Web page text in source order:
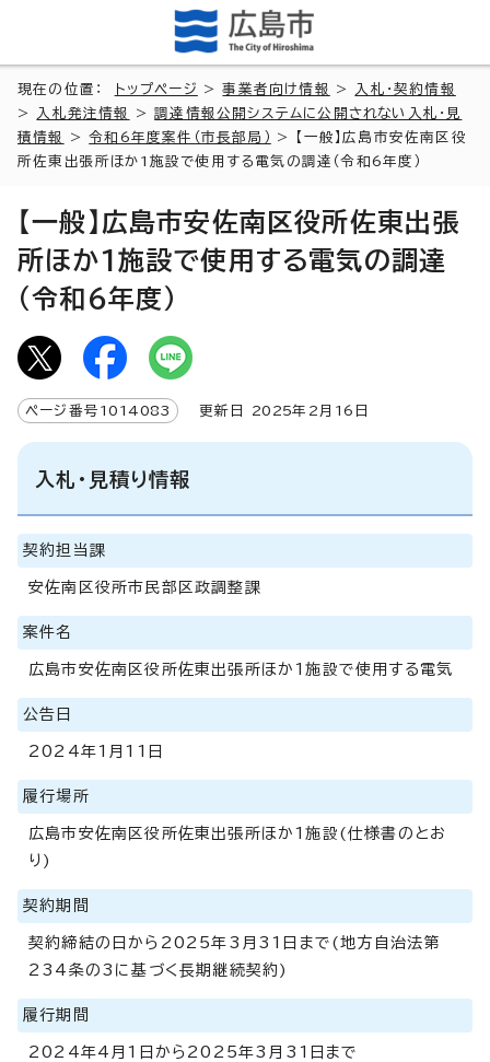
現在の位置： トップページ >事業者向け情報 >
入札・契約情報
>
入札発注情報 >調達情報公開システムに公開されない入札・見
積情報
>令和6年度案件（市長部局）
> 【一般】広島市安佐南区役
所佐東出張所ほか1施設で使用する電気の調達（令和6年度）
【一般】広島市安佐南区役所佐東出張
所ほか1施設で使用する電気の調達
（令和6年度）
ページ番号 1014083 更新日 2025年2月 16 日
入札・見積り情報
契約担当課
安佐南区役所市民部区政調整課
案件名
広島市安佐南区役所佐東出張所ほか1施設で使用する電気
公告日
2024年1月11日
履行場所
広島市安佐南区役所佐東出張所ほか1施設(仕様書のとお
り)
契約期間
契約締結の日から2025年3月31日まで(地方自治法第
234条の3に基づく長期継続契約)
履行期間
2024年4月1日から2025年3月31日まで